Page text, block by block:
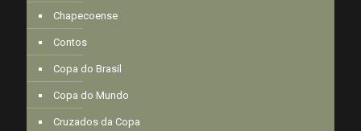
Chapecoense
Contos
Copa do Brasil
Copa do Mundo
Cruzados da Copa